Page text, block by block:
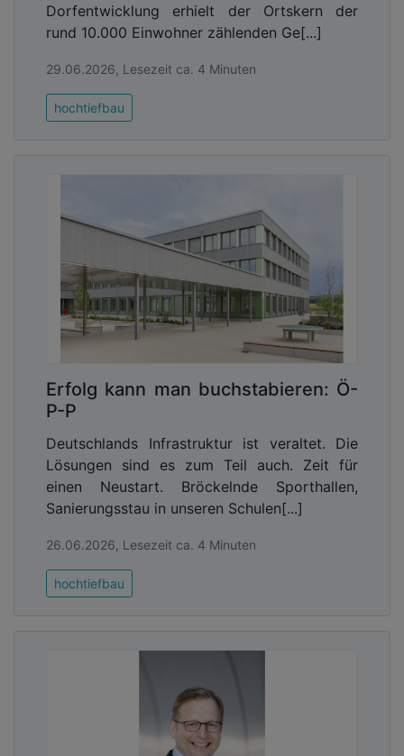
Dorfentwicklung erhielt der Ortskern der
rund 10.000 Einwohner zählenden Ge[...]
29.06.2026, Lesezeit ca. 4 Minuten
hochtiefbau
Erfolg kann man buchstabieren: Ö-
P-P
Deutschlands Infrastruktur ist veraltet. Die
Lösungen sind es zum Teil auch. Zeit für
einen Neustart. Bröckelnde Sporthallen,
Sanierungsstau in unseren Schulen[...]
26.06.2026, Lesezeit ca. 4 Minuten
hochtiefbau